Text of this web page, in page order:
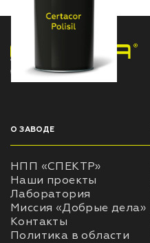
НПП «СПЕКТР» ЗАВОД ЛАКОКРАСОЧНЫХ МАТЕРИАЛОВ
О ЗАВОДЕ
НПП «СПЕКТР»
Наши проекты
Лаборатория
Миссия «Добрые дела»
Контакты
Политика в области